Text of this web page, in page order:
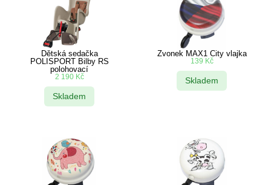
Dětská sedačka
POLISPORT Bilby RS
polohovací
2 190 Kč
Skladem
Zvonek MAX1 City vlajka
139 Kč
Skladem